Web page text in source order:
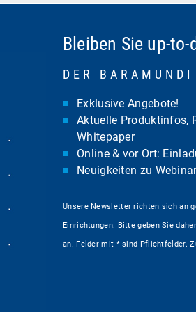
Bleiben Sie up-to-
DER BARAMUNDI
Exklusive Angebote!
Aktuelle Produktinfos,
Whitepaper
Online & vor Ort:
Neuigkeiten zu
Unsere Newsletter richten sich an
Einrichtungen. Bitte geben Sie
an. Felder mit * sind Pflichtfelder.